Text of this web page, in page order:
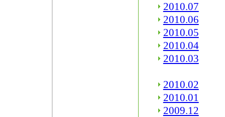
2010.07
2010.06
2010.05
2010.04
2010.03
2010.02
2010.01
2009.12